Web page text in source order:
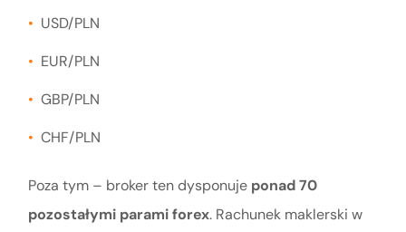
USD/PLN
EUR/PLN
GBP/PLN
CHF/PLN
Poza tym – broker ten dysponujeponad 70
pozostałymi parami forex. Rachunek maklerski w